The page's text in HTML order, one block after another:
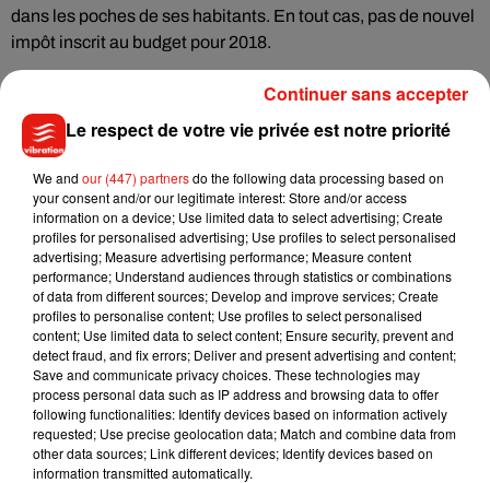
dans les poches de ses habitants. En tout cas, pas de nouvel
impôt inscrit au budget pour 2018.
Musique
7 août 2026
Madonna sort enfin le remix de « Love
Sensation » avec Kylie Minogue
7 août 2026
Tayc et Didi B dévoilent le single le plus
dansant de l’année
Le respect de votre vie privée est notre priorité
We and our (447) partnersdo the following data processing based on
your consent and/or our legitimate interest: Store and/or access
information on a device; Use limited data to select advertising; Create
profiles for personalised advertising; Use profiles to select personalised
advertising; Measure advertising performance; Measure content
performance; Understand audiences through statistics or combinations
of data from different sources; Develop and improve services; Create
profiles to personalise content; Use profiles to select personalised
content; Use limited data to select content; Ensure security, prevent and
detect fraud, and fix errors; Deliver and present advertising and content;
Save and communicate privacy choices. These technologies may
process personal data such as IP address and browsing data to offer
following functionalities: Identify devices based on information actively
requested; Use precise geolocation data; Match and combine data from
other data sources; Link different devices; Identify devices based on
information transmitted automatically.
Continuer sans accepter